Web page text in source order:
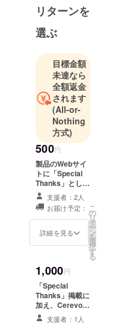
人（以下
「支援
者」）から
集め、株式
会社Cerevo
が持つ製
造・販売・
サポートの
ノウハウを
合わせるこ
とで夢のガ
ジェットを
世に出すこ
とができる
インター
ネット上の
フォームで
リターンを
選ぶ
目標金額
未達なら
全額返金
されます
(All-or-
Nothing
方式)
500円
製品のWebサイ
トに「Special
Thanks」として
お名前を掲載い
たします
支援者：2人
お届け予定：
詳細を見る
こ
の
リ
タ
ー
ン
を
選
択
す
る
1,000円
「Special
Thanks」掲載に
加え、Cerevoオ
フィシャルス
支援者：1人